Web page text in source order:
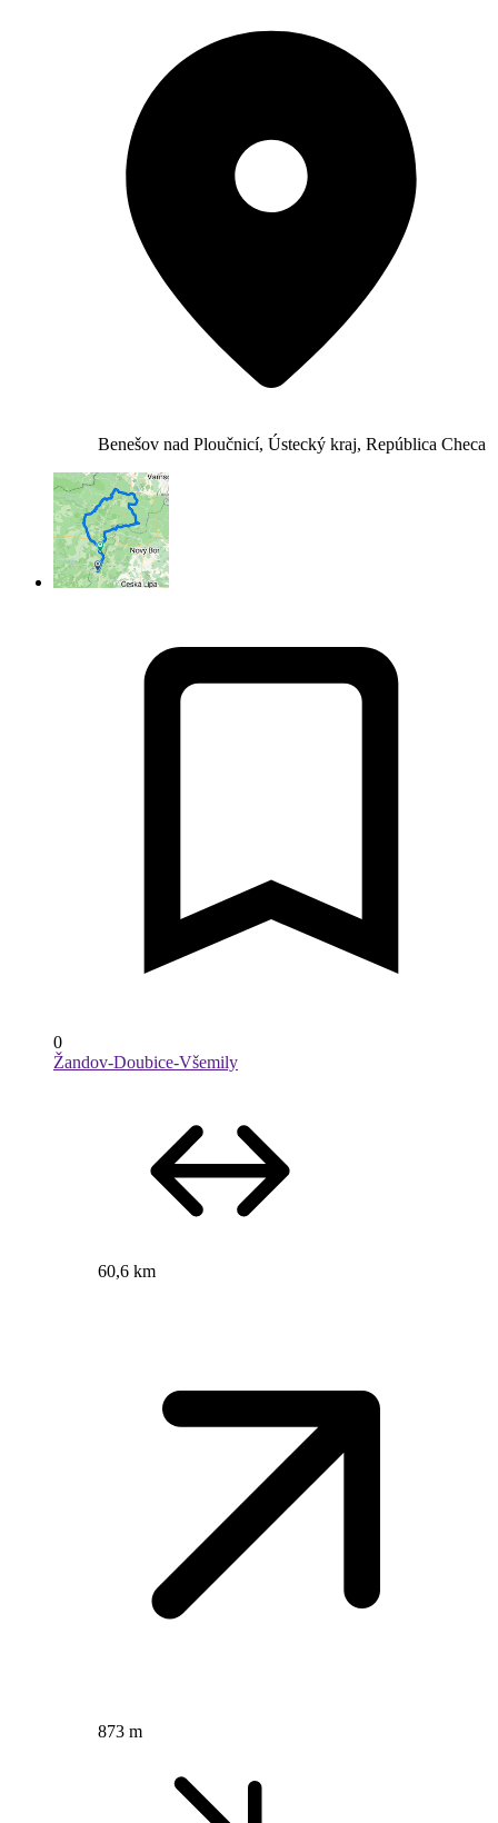
Benešov nad Ploučnicí, Ústecký kraj, República Checa
0
Žandov-Doubice-Všemily
60,6 km
873 m